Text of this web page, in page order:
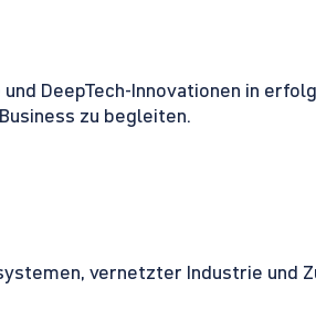
DeepTech-Innovationen in
zu begleiten.
vernetzter Industrie